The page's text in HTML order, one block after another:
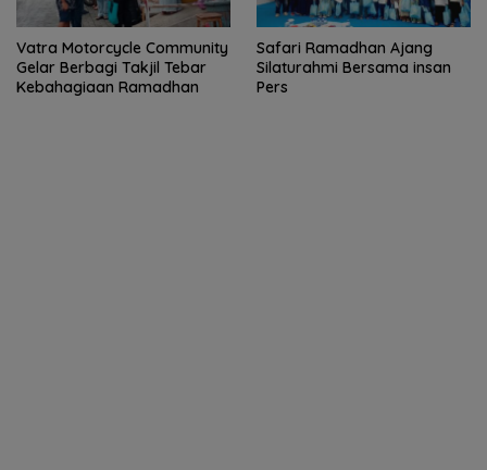
Vatra Motorcycle Community
Gelar Berbagi Takjil Tebar
Kebahagiaan Ramadhan
Safari Ramadhan Ajang
Silaturahmi Bersama insan
Pers